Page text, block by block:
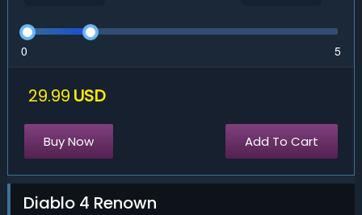
0 5
29.99 USD
Buy Now Add To Cart
Diablo 4 Renown